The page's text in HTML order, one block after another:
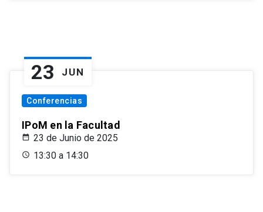
23 JUN
Conferencias
IPoM en la Facultad
23 de Junio de 2025
13:30 a 14:30